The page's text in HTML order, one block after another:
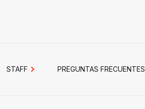
STAFF PREGUNTAS FRECUENTES